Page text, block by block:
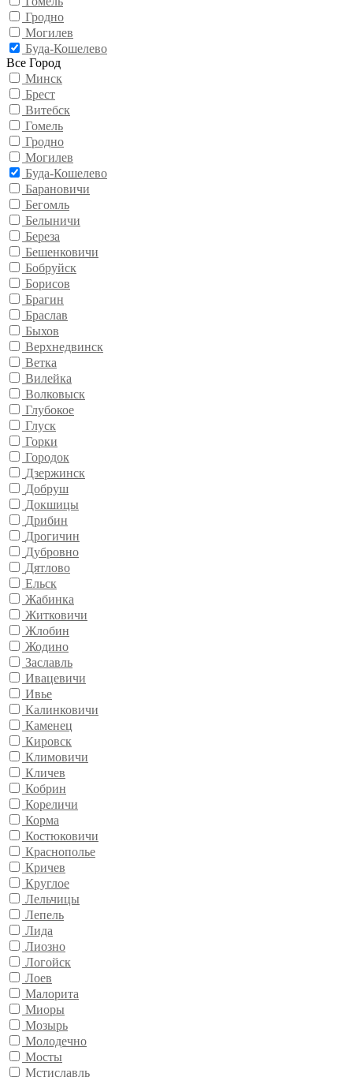
Гродно
Могилев
Буда-Кошелево
Все Город
Минск
Брест
Витебск
Гомель
Гродно
Могилев
Буда-Кошелево
Барановичи
Бегомль
Белыничи
Береза
Бешенковичи
Бобруйск
Борисов
Брагин
Браслав
Быхов
Верхнедвинск
Ветка
Вилейка
Волковыск
Глубокое
Глуск
Горки
Городок
Дзержинск
Добруш
Докшицы
Дрибин
Дрогичин
Дубровно
Дятлово
Ельск
Жабинка
Житковичи
Жлобин
Жодино
Заславль
Ивацевичи
Ивье
Калинковичи
Каменец
Кировск
Климовичи
Кличев
Кобрин
Кореличи
Корма
Костюковичи
Краснополье
Кричев
Круглое
Лельчицы
Лепель
Лида
Лиозно
Логойск
Лоев
Малорита
Миоры
Мозырь
Молодечно
Мосты
Мстиславль